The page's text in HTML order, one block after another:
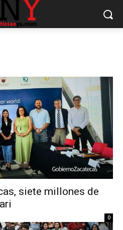
siete millones de
0